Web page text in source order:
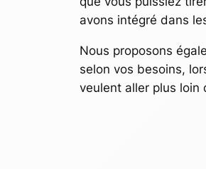
avons intégré dans
Nous proposons
selon vos besoins,
veulent aller plus loin